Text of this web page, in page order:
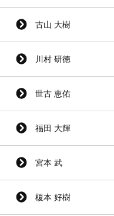
古山 大樹
川村 研徳
世古 恵佑
福田 大輝
宮本 武
榎本 好樹